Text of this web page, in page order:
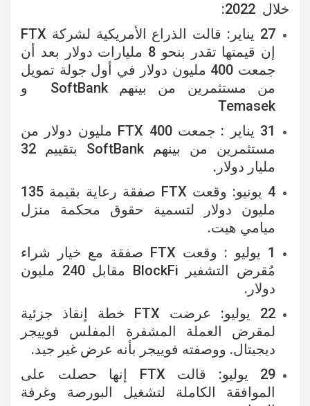
خلال 2022:
27 يناير: قالت الذراع الأمريكية لشركة FTX
إن قيمتها تقدر بنحو 8 مليارات دولار بعد أن
جمعت 400 مليون دولار في أول جولة تمويل
من مستثمرين من بينهم SoftBank و
Temasek
31 يناير : جمعت FTX 400 مليون دولار من
مستثمرين من بينهم SoftBank بتقييم 32
مليار دولار.
4 يونيو: وقعت FTX صفقة رعاية بقيمة 135
مليون دولار لتسمية حقوق محكمة منزل
ميامي هيت.
1 يوليو : وقعت FTX صفقة مع خيار شراء
مُقرض التشفير BlockFi مقابل 240 مليون
دولار.
22 يوليو: عرضت FTX خطة إنقاذ جزئية
لمقرض العملة المشفرة المفلس فوييجر
ديجيتال. ووصفته فوييجر بأنه عرض غير جيد.
29 يوليو: قالت FTX إنها حصلت على
الموافقة الكاملة لتشغيل البورصة وغرفة